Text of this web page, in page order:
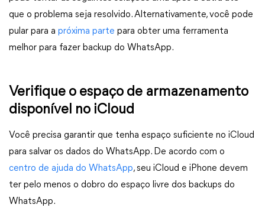
que o problema seja resolvido. Alternativamente, você pode
pular para a próxima parte para obter uma ferramenta
melhor para fazer backup do WhatsApp.
Verifique o espaço de armazenamento
disponível no iCloud
Você precisa garantir que tenha espaço suficiente no iCloud
para salvar os dados do WhatsApp. De acordo com o
centro de ajuda do WhatsApp, seu iCloud e iPhone devem
ter pelo menos o dobro do espaço livre dos backups do
WhatsApp.